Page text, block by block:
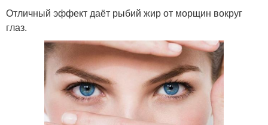
Отличный эффект даёт рыбий жир от морщин вокруг
глаз.